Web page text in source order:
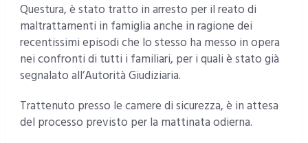
Questura, è stato tratto in arresto per il reato di
maltrattamenti in famiglia anche in ragione dei
recentissimi episodi che lo stesso ha messo in opera
nei confronti di tutti i familiari, per i quali è stato già
segnalato all’Autorità Giudiziaria.
Trattenuto presso le camere di sicurezza, è in attesa
del processo previsto per la mattinata odierna.